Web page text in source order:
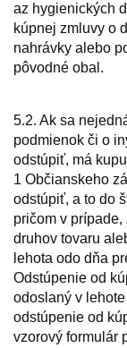
az hygienických
kúpnej zmluvy o
nahrávky alebo
pôvodné obal.
5.2. Ak sa
podmienok či o
odstúpiť, má
1 Občianskeho
odstúpiť, a to do
pričom v
druhov tovaru
lehota odo dňa
Odstúpenie od
odoslaný v
odstúpenie od
vzorový formulár